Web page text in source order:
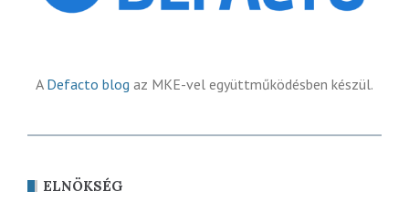
A Defacto blog az MKE-vel együttműködésben készül.
ELNÖKSÉG